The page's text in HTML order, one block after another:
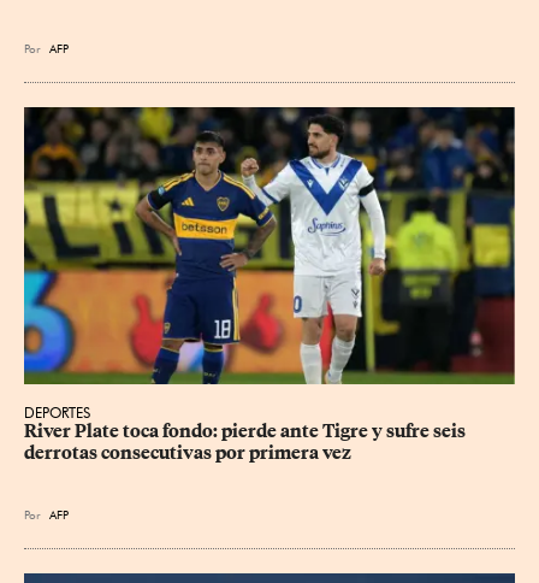
Por AFP
DEPORTES
River Plate toca fondo: pierde ante Tigre y sufre seis
derrotas consecutivas por primera vez
Por AFP